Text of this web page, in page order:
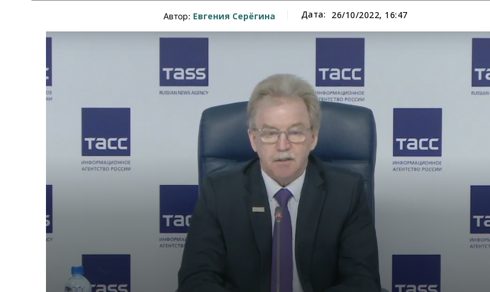
Автор: Евгения Серёгина Дата: 26/10/2022, 16:47